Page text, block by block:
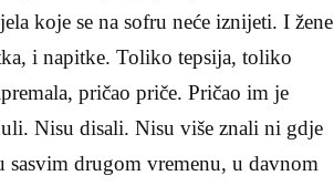
koje se na sofru neće iznijeti. I žene
i napitke. Toliko tepsija, toliko
pričao pri­če. Pričao im je
Nisu disali. Nisu više znali ni gdje
drugom vremenu, u davnom